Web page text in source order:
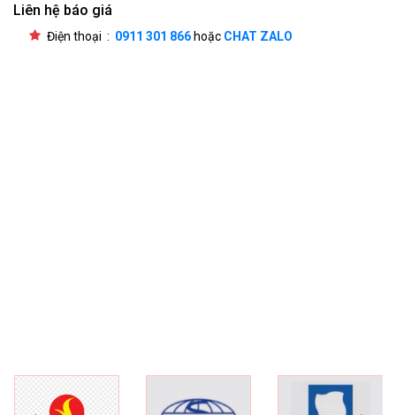
Liên hệ báo giá
Điện thoại : 0911 301 866 hoặc CHAT ZALO